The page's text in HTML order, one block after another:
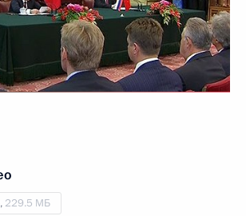
229.5 МБ